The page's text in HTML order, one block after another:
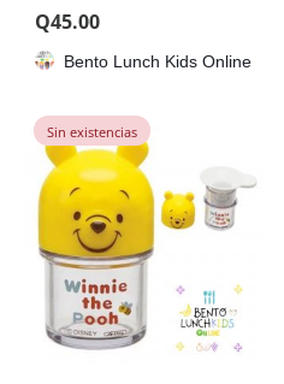
Q45.00
Bento Lunch Kids Online
Sin existencias